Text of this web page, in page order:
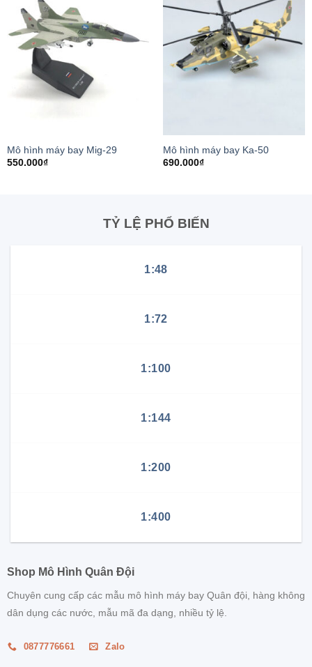
Mô hình máy bay Mig-29
550.000₫
Mô hình máy bay Ka-50
690.000₫
TỶ LỆ PHỔ BIẾN
1:48
1:72
1:100
1:144
1:200
1:400
Shop Mô Hình Quân Đội
Chuyên cung cấp các mẫu mô hình máy bay Quân đội, hàng không
dân dụng các nước, mẫu mã đa dạng, nhiều tỷ lệ.
0877776661 Zalo